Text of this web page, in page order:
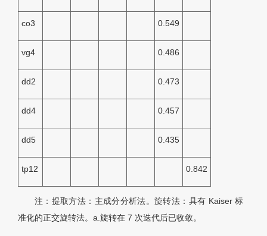
co3 0.549
vg4 0.486
dd2 0.473
dd4 0.457
dd5 0.435
tp12 0.842
注：提取方法：主成分分析法。旋转法：具有 Kaiser 标
准化的正交旋转法。a.旋转在 7 次迭代后已收敛。